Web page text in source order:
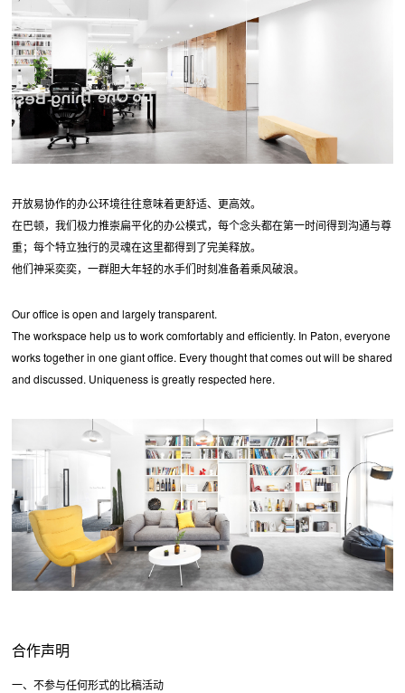
开放易协作的办公环境往往意味着更舒适、更高效。
在巴顿，我们极力推崇扁平化的办公模式，每个念头都在第一时间得到沟通与尊
重；每个特立独行的灵魂在这里都得到了完美释放。
他们神采奕奕，一群胆大年轻的水手们时刻准备着乘风破浪。
Our office is open and largely transparent.
The workspace help us to work comfortably and efficiently. In Paton, everyone
works together in one giant office. Every thought that comes out will be shared
and discussed. Uniqueness is greatly respected here.
合作声明
一、不参与任何形式的比稿活动